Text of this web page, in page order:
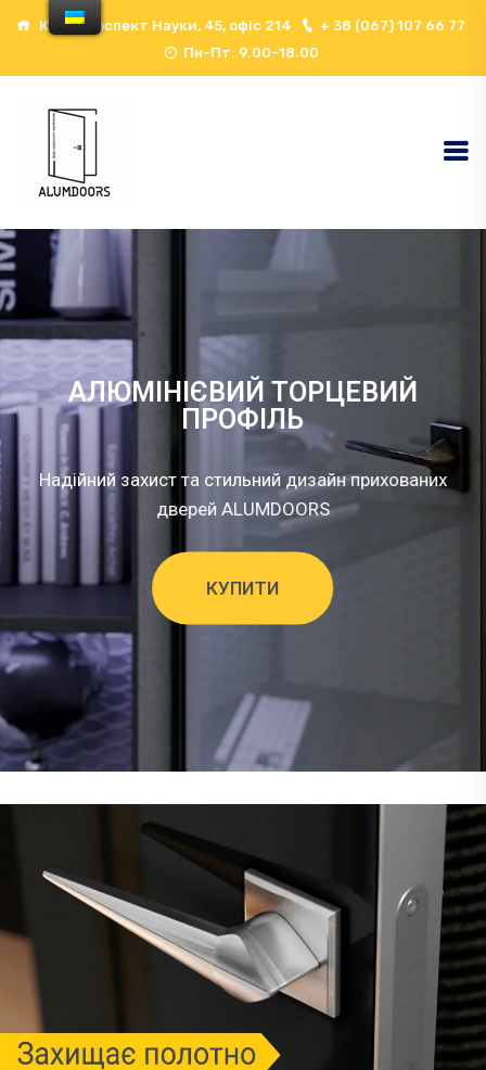
Київ, проспект Науки, 45, офіс 214
+ 38 (067) 107 66 77
Пн-Пт: 9.00-18.00
АЛЮМІНІЄВИЙ ТОРЦЕВИЙ
ПРОФІЛЬ
Надійний захист та стильний дизайн прихованих
дверей ALUMDOORS
КУПИТИ